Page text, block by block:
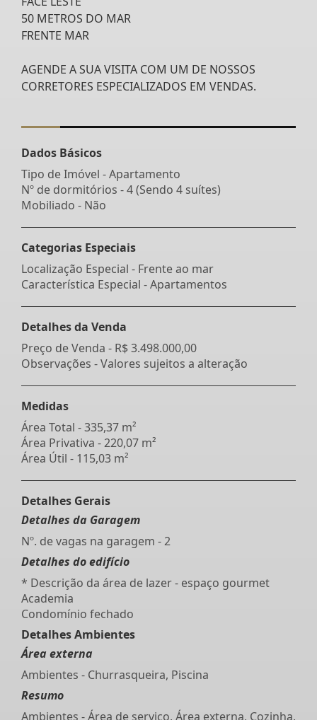
50 METROS DO MAR
FRENTE MAR
AGENDE A SUA VISITA COM UM DE NOSSOS
CORRETORES ESPECIALIZADOS EM VENDAS.
Dados Básicos
Tipo de Imóvel - Apartamento
Nº de dormitórios - 4 (Sendo 4 suítes)
Mobiliado - Não
Categorias Especiais
Localização Especial - Frente ao mar
Característica Especial - Apartamentos
Detalhes da Venda
Preço de Venda - R$ 3.498.000,00
Observações - Valores sujeitos a alteração
Medidas
Área Total - 335,37 m²
Área Privativa - 220,07 m²
Área Útil - 115,03 m²
Detalhes Gerais
Detalhes da Garagem
Nº. de vagas na garagem - 2
Detalhes do edifício
* Descrição da área de lazer - espaço gourmet
Academia
Condomínio fechado
Detalhes Ambientes
Área externa
Ambientes - Churrasqueira, Piscina
Resumo
Ambientes - Área de serviço, Área externa, Cozinha,